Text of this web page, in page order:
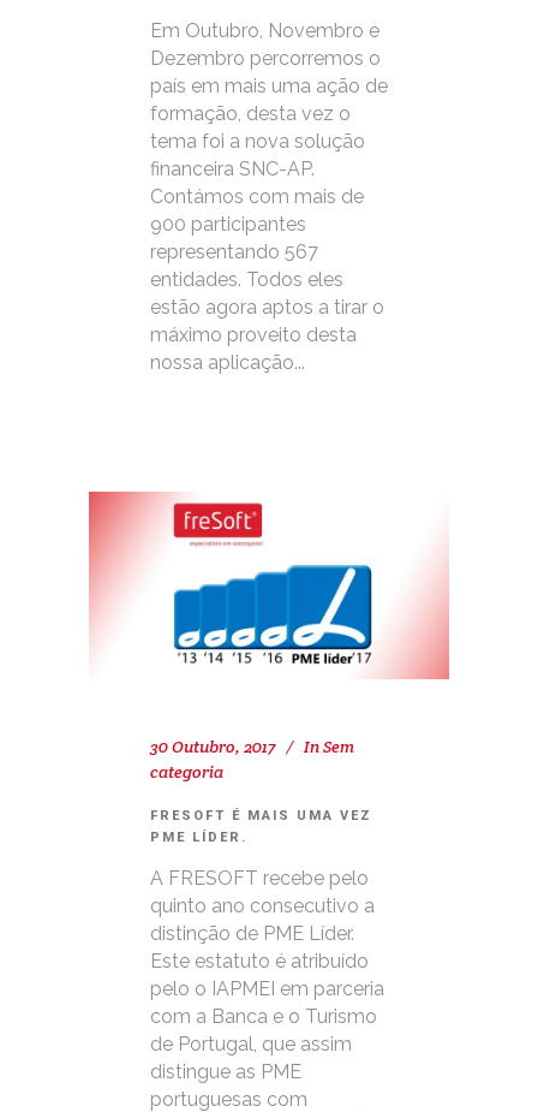
Em Outubro, Novembro e
Dezembro percorremos o
país em mais uma ação de
formação, desta vez o
tema foi a nova solução
financeira SNC-AP.
Contámos com mais de
900 participantes
representando 567
entidades. Todos eles
estão agora aptos a tirar o
máximo proveito desta
nossa aplicação...
30 Outubro, 2017 InSem
categoria
FRESOFT É MAIS UMA VEZ
PME LÍDER.
A FRESOFT recebe pelo
quinto ano consecutivo a
distinção de PME Líder.
Este estatuto é atribuído
pelo o IAPMEI em parceria
com a Banca e o Turismo
de Portugal, que assim
distingue as PME
portuguesas com